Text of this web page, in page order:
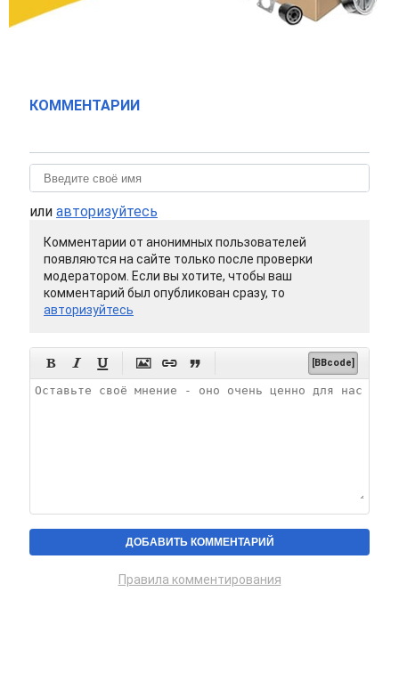
КОММЕНТАРИИ
или авторизуйтесь
Комментарии от анонимных пользователей
появляются на сайте только после проверки
модератором. Если вы хотите, чтобы ваш
комментарий был опубликован сразу, то
авторизуйтесь
      [BBcode]
Правила комментирования